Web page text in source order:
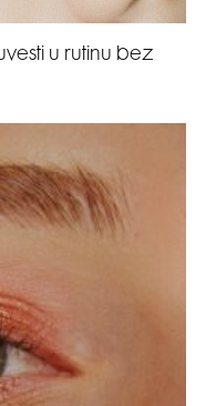
u rutinu bez